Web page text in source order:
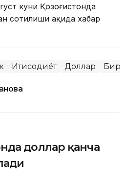
куни Қозоғистонда
сотилиши ҳақида хабар
Иқтисодиёт Доллар
доллар қанча